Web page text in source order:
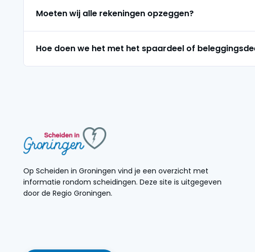
Moeten wij alle rekeningen opzeggen?
Hoe doen we het met het spaardeel of
Op Scheiden in Groningen vind je een overzicht met
informatie rondom scheidingen. Deze site is uitgegeven
door de Regio Groningen.